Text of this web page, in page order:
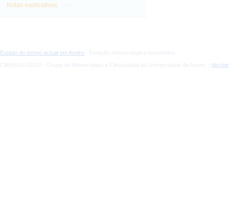
Notas explicativas
Estado do tempo actual em Aveiro - Estação meteorológica automática
CliM@UA ©2010 - Grupo de Meteorologia e Climatologia da Universidade de Aveiro |